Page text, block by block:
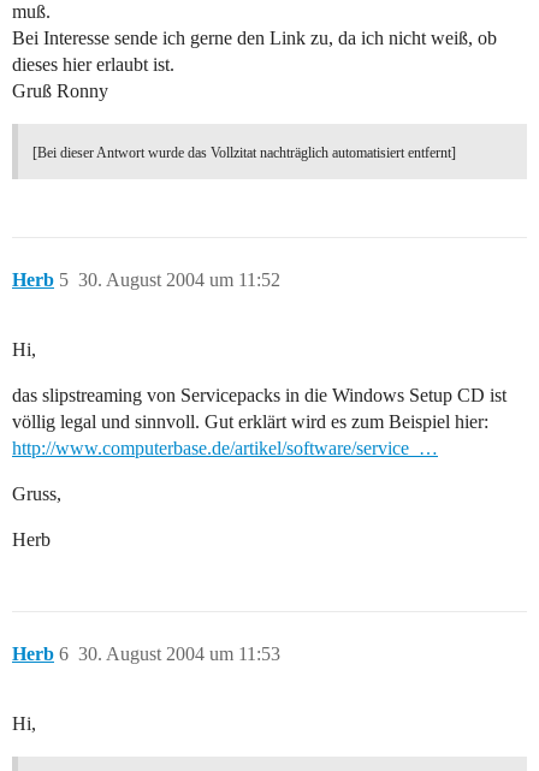
muß.
Bei Interesse sende ich gerne den Link zu, da ich nicht weiß, ob
dieses hier erlaubt ist.
Gruß Ronny
[Bei dieser Antwort wurde das Vollzitat nachträglich automatisiert entfernt]
Herb 30. August 2004 um 11:52
5
Hi,
das slipstreaming von Servicepacks in die Windows Setup CD ist
völlig legal und sinnvoll. Gut erklärt wird es zum Beispiel hier:
http://www.computerbase.de/artikel/software/service_…
Gruss,
Herb
Herb 30. August 2004 um 11:53
6
Hi,